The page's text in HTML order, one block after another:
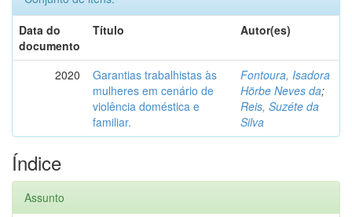
Data do
documento
Título Autor(es)
2020
Garantias trabalhistas às
mulheres em cenário de
violência doméstica e
familiar.
Fontoura, Isadora
Hörbe Neves da;
Reis, Suzéte da
Silva
Índice
Assunto